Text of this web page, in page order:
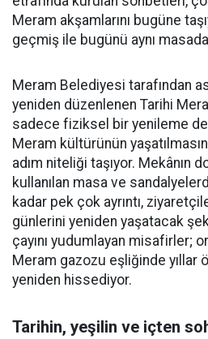
Meram akşamlarını bugüne
geçmiş ile bugünü aynı
Meram Belediyesi tarafından
yeniden düzenlenen Tarihi
sadece fiziksel bir yenileme
Meram kültürünün
adım niteliği taşıyor. Mekânın
kullanılan masa ve
kadar pek çok ayrıntı,
günlerini yeniden yaşatacak
çayını yudumlayan misafirler;
Meram gazozu eşliğinde yıllar
yeniden hissediyor.
Tarihin, yeşilin ve içten